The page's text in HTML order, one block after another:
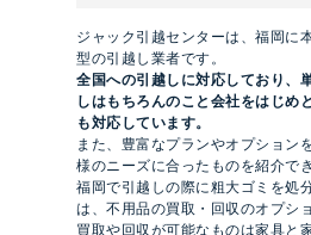
ジャック引越センターは、福岡に
型の引越し業者です。
全国への引越しに対応しており、
しはもちろんのこと会社をはじめ
も対応しています。
また、豊富なプランやオプション
様のニーズに合ったものを紹介で
福岡で引越しの際に粗大ゴミを処
は、不用品の買取・回収のオプシ
買取や回収が可能なものは家具と